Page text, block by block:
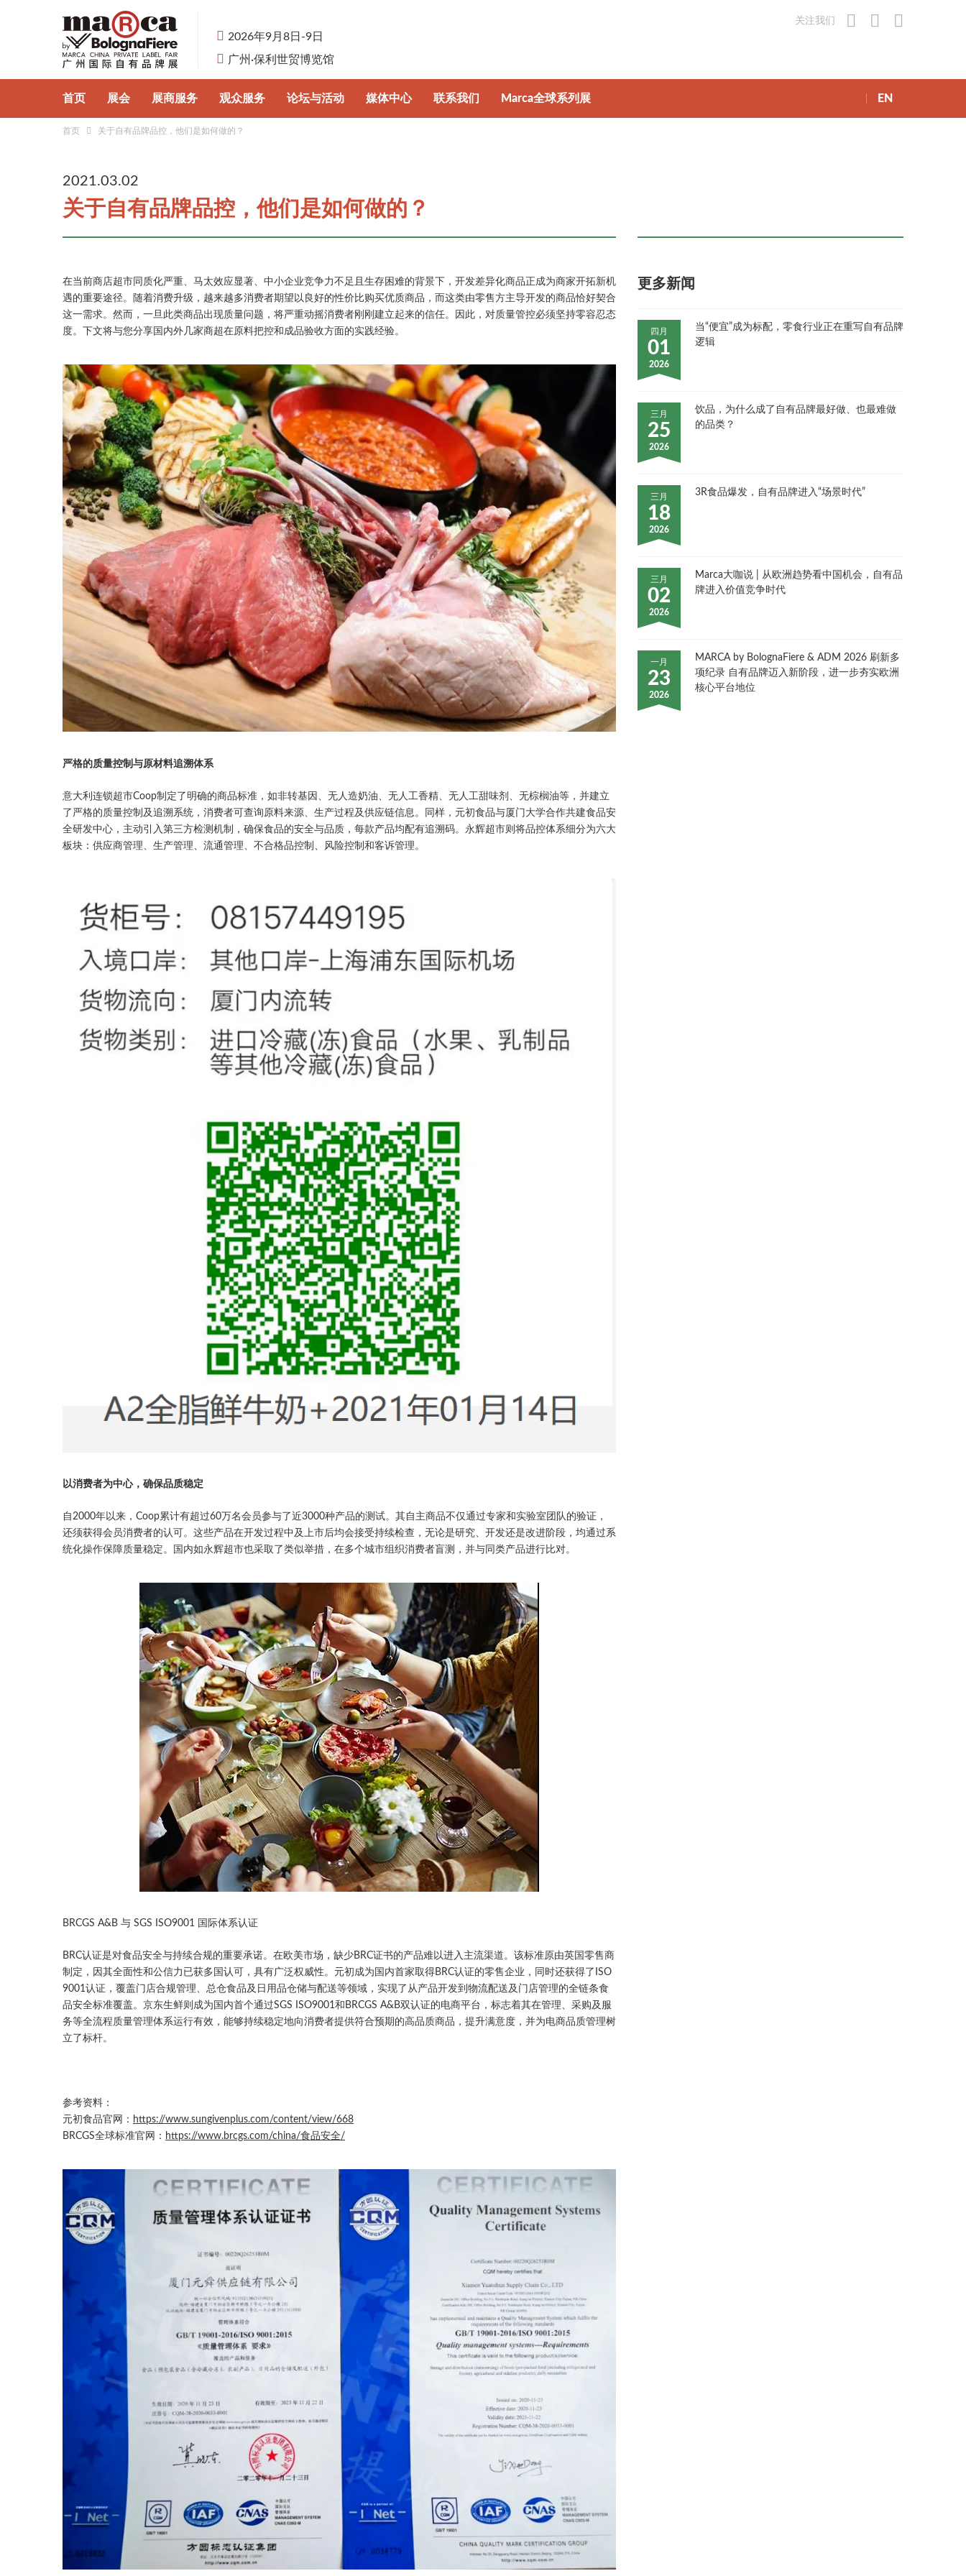
2026年9月8日-9日
广州·保利世贸博览馆
关注我们
首页 展会
展会概况
认识自有品牌
主办单位
展商服务
参展申请
为何参展
观众服务
观众预登记
展馆与交通
论坛与活动 媒体中心
下载中心
联系我们 Marca全球系列展 EN
首页 关于自有品牌品控，他们是如何做的？
2021.03.02
关于自有品牌品控，他们是如何做的？
在当前商店超市同质化严重、马太效应显著、中小企业竞争力不足且生存困难的背景下，开发差异化商品正成为商家开拓新机
遇的重要途径。随着消费升级，越来越多消费者期望以良好的性价比购买优质商品，而这类由零售方主导开发的商品恰好契合
这一需求。然而，一旦此类商品出现质量问题，将严重动摇消费者刚刚建立起来的信任。因此，对质量管控必须坚持零容忍态
度。下文将与您分享国内外几家商超在原料把控和成品验收方面的实践经验。
严格的质量控制与原材料追溯体系
意大利连锁超市Coop制定了明确的商品标准，如非转基因、无人造奶油、无人工香精、无人工甜味剂、无棕榈油等，并建立
了严格的质量控制及追溯系统，消费者可查询原料来源、生产过程及供应链信息。同样，元初食品与厦门大学合作共建食品安
全研发中心，主动引入第三方检测机制，确保食品的安全与品质，每款产品均配有追溯码。永辉超市则将品控体系细分为六大
板块：供应商管理、生产管理、流通管理、不合格品控制、风险控制和客诉管理。
以消费者为中心，确保品质稳定
自2000年以来，Coop累计有超过60万名会员参与了近3000种产品的测试。其自主商品不仅通过专家和实验室团队的验证，
还须获得会员消费者的认可。这些产品在开发过程中及上市后均会接受持续检查，无论是研究、开发还是改进阶段，均通过系
统化操作保障质量稳定。国内如永辉超市也采取了类似举措，在多个城市组织消费者盲测，并与同类产品进行比对。
BRCGS A&B 与 SGS ISO9001 国际体系认证
BRC认证是对食品安全与持续合规的重要承诺。在欧美市场，缺少BRC证书的产品难以进入主流渠道。该标准原由英国零售商
制定，因其全面性和公信力已获多国认可，具有广泛权威性。元初成为国内首家取得BRC认证的零售企业，同时还获得了ISO
9001认证，覆盖门店合规管理、总仓食品及日用品仓储与配送等领域，实现了从产品开发到物流配送及门店管理的全链条食
品安全标准覆盖。京东生鲜则成为国内首个通过SGS ISO9001和BRCGS A&B双认证的电商平台，标志着其在管理、采购及服
务等全流程质量管理体系运行有效，能够持续稳定地向消费者提供符合预期的高品质商品，提升满意度，并为电商品质管理树
立了标杆。
参考资料：
元初食品官网： https://www.sungivenplus.com/content/view/668
BRCGS全球标准官网： https://www.brcgs.com/china/食品安全/
更多新闻
四月
01
2026
当“便宜”成为标配，零食行业正在重写自有品牌
逻辑
三月
25
2026
饮品，为什么成了自有品牌最好做、也最难做
的品类？
三月
18
2026
3R食品爆发，自有品牌进入“场景时代”
三月
02
2026
Marca大咖说 | 从欧洲趋势看中国机会，自有品
牌进入价值竞争时代
一月
23
2026
MARCA by BolognaFiere & ADM 2026 刷新多
项纪录 自有品牌迈入新阶段，进一步夯实欧洲
核心平台地位